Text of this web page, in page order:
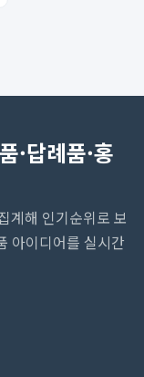
·답례품·홍
계해 인기순위로 보
아이디어를 실시간